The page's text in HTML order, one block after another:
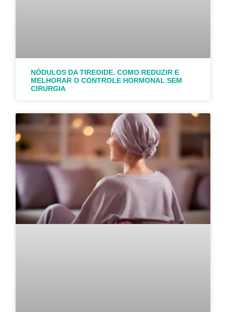
NÓDULOS DA TIREOIDE. COMO REDUZIR E
MELHORAR O CONTROLE HORMONAL SEM
CIRURGIA